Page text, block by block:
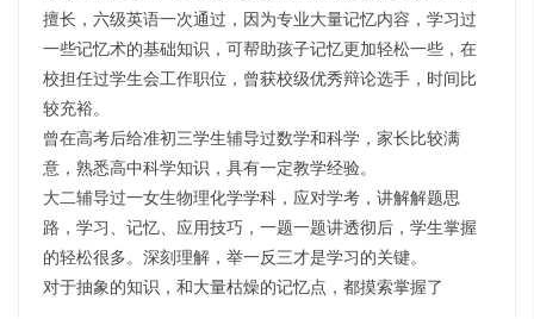
擅长，六级英语一次通过，因为专业大量记忆内容，学习过
一些记忆术的基础知识，可帮助孩子记忆更加轻松一些，在
校担任过学生会工作职位，曾获校级优秀辩论选手，时间比
较充裕。
曾在高考后给准初三学生辅导过数学和科学，家长比较满
意，熟悉高中科学知识，具有一定教学经验。
大二辅导过一女生物理化学学科，应对学考，讲解解题思
路，学习、记忆、应用技巧，一题一题讲透彻后，学生掌握
的轻松很多。深刻理解，举一反三才是学习的关键。
对于抽象的知识，和大量枯燥的记忆点，都摸索掌握了